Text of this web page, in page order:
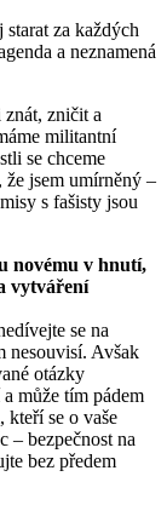
za každých
a neznamená
zničit a
militantní
se chceme
jsem umírněný –
s fašisty jsou
novému v hnutí,
vytváření
se na
nesouvisí. Avšak
otázky
může tím pádem
kteří se o vaše
– bezpečnost na
bez předem